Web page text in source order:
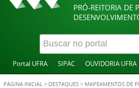
PRÓ-REITORIA DE
Portal UFRA SIPAC OUVIDORIA UFRA
PÁGINA INICIAL > DESTAQUES > MAPEAMENTOS DE